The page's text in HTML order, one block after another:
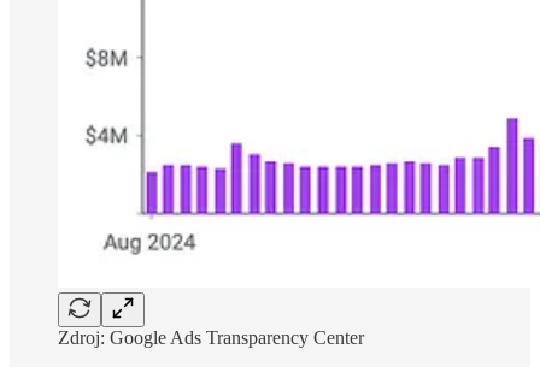
Zdroj: Google Ads Transparency Center